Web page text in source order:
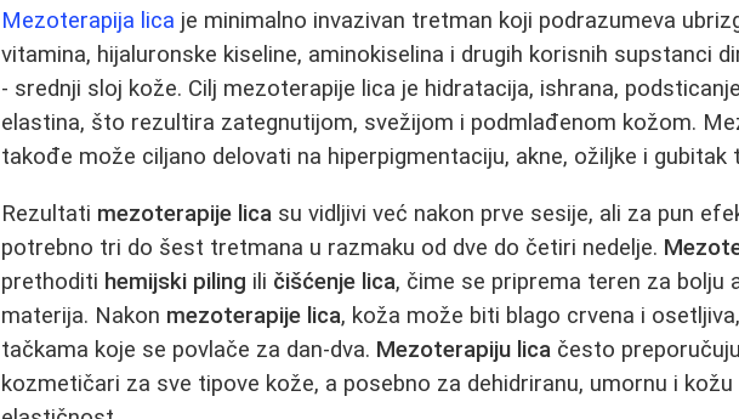
Mezoterapija lica je minimalno invazivan tretman koji podrazumeva
vitamina, hijaluronske kiseline, aminokiselina i drugih korisnih supstanci
- srednji sloj kože. Cilj mezoterapije lica je hidratacija, ishrana,
elastina, što rezultira zategnutijom, svežijom i podmlađenom kožom.
takođe može ciljano delovati na hiperpigmentaciju, akne, ožiljke i gubitak
Rezultati mezoterapije lica su vidljivi već nakon prve sesije, ali za pun
potrebno tri do šest tretmana u razmaku od dve do četiri nedelje.
prethoditi hemijski piling ili čišćenje lica, čime se priprema teren za bolju
materija. Nakon mezoterapije lica, koža može biti blago crvena i
tačkama koje se povlače za dan-dva. Mezoterapiju lica često
kozmetičari za sve tipove kože, a posebno za dehidriranu, umornu i kožu